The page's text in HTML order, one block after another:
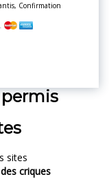
Confirmation
sites
criques